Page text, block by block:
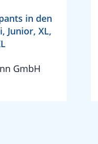
in den
Junior, XL,
GmbH